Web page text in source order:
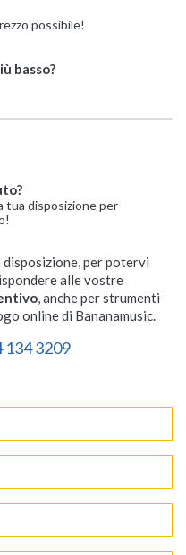
possibile!
basso?
tua disposizione per
per potervi
alle vostre
, anche per strumenti
online di Bananamusic.
134 3209